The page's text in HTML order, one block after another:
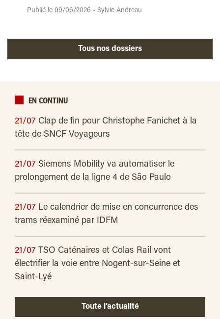
Publié le 09/06/2026 - Sylvie Andreau
Tous nos dossiers
EN CONTINU
21/07 Clap de fin pour Christophe Fanichet à la
tête de SNCF Voyageurs
21/07 Siemens Mobility va automatiser le
prolongement de la ligne 4 de São Paulo
21/07 Le calendrier de mise en concurrence des
trams réexaminé par IDFM
21/07 TSO Caténaires et Colas Rail vont
électrifier la voie entre Nogent-sur-Seine et
Saint-Lyé
Toute l’actualité